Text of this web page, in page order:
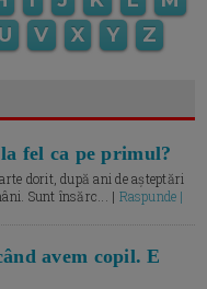
U V X Y Z
fel ca pe primul?
dorit, după ani de așteptări
Sunt însărc... | Raspunde |
avem copil. E